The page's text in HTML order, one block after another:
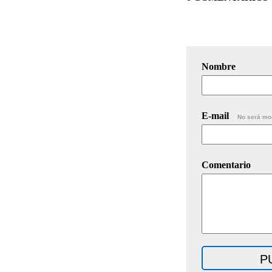
Nombre
E-mail No será
Comentario